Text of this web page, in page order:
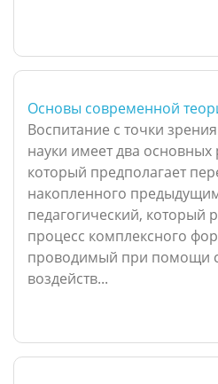
Основы современной
Воспитание с точки
науки имеет два
который предполагает
накопленного
педагогический, который
процесс комплексного
проводимый при помощи
воздейств...